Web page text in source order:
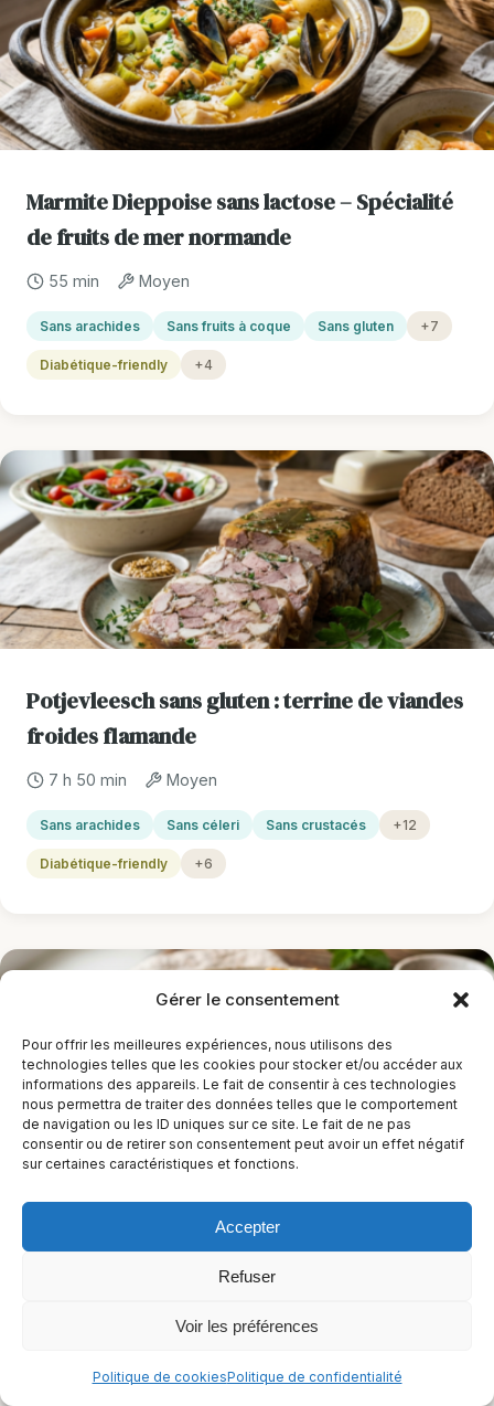
Gérer le consentement
Pour offrir les meilleures expériences, nous utilisons des
technologies telles que les cookies pour stocker et/ou accéder aux
informations des appareils. Le fait de consentir à ces technologies
nous permettra de traiter des données telles que le comportement
de navigation ou les ID uniques sur ce site. Le fait de ne pas
consentir ou de retirer son consentement peut avoir un effet négatif
sur certaines caractéristiques et fonctions.
Accepter
Refuser
Voir les préférences
Politique de cookiesPolitique de confidentialité
Marmite Dieppoise sans lactose – Spécialité
de fruits de mer normande
55 min Moyen
Sans arachides Sans fruits à coque Sans gluten +7
Diabétique-friendly +4
Potjevleesch sans gluten : terrine de viandes
froides flamande
7 h 50 min Moyen
Sans arachides Sans céleri Sans crustacés +12
Diabétique-friendly +6
Burfi à l’amande sans lactose et sans sucre
Alimentation cétogène végétarienne +9